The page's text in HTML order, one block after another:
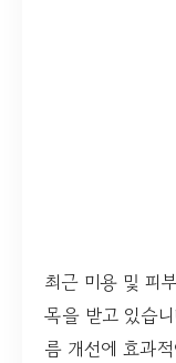
최근 미용 및 피
목을 받고 있습
름 개선에 효과